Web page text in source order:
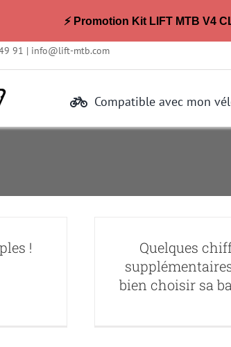
91 | info@lift-mtb.com
Compatible avec mon
!
Quelques
bien choisir sa
⚡ Promotion Kit LIFT MTB V4